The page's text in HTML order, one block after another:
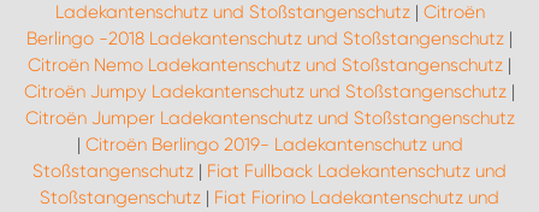
Ladekantenschutz und Stoßstangenschutz| Citroën
Berlingo -2018 Ladekantenschutz und Stoßstangenschutz |
Citroën Nemo Ladekantenschutz und Stoßstangenschutz |
Citroën Jumpy Ladekantenschutz und Stoßstangenschutz |
Citroën Jumper Ladekantenschutz und Stoßstangenschutz
| Citroën Berlingo 2019- Ladekantenschutz und
Stoßstangenschutz | Fiat Fullback Ladekantenschutz und
Stoßstangenschutz | Fiat Fiorino Ladekantenschutz und